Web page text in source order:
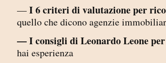
—I 6 criteri di valutazione per
quello che dicono agenzie
— I consigli di Leonardo Leone
hai esperienza